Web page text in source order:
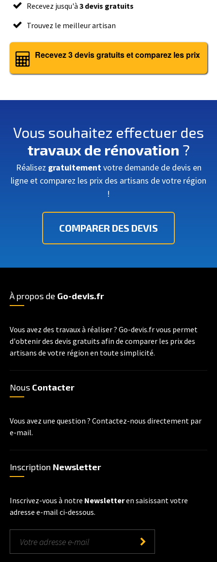
Recevez jusqu'à 3 devis gratuits
Trouvez le meilleur artisan
Recevez 3 devis gratuits et comparez les prix
Vous souhaitez effectuer des
travaux de rénovation ?
Réalisez gratuitementvotre demande de devis en
ligne et comparez les prix des artisans de votre région
!
COMPARER DES DEVIS
À propos de Go-devis.fr
Vous avez des travaux à réaliser ? Go-devis.fr vous permet
d'obtenir des devis gratuits afin de comparer les prix des
artisans de votre région en toute simplicité.
Nous Contacter
Vous avez une question ? Contactez-nous directement par
e-mail.
Inscription Newsletter
Inscrivez-vous à notre Newsletteren saisissant votre
adresse e-mail ci-dessous.